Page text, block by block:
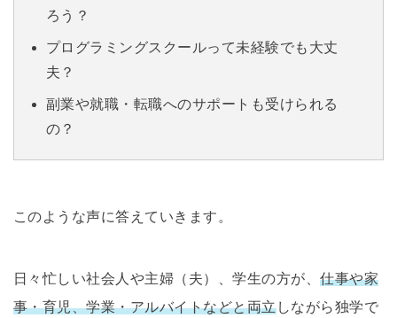
ろう？
プログラミングスクールって未経験でも大丈
夫？
副業や就職・転職へのサポートも受けられる
の？
このような声に答えていきます。
日々忙しい社会人や主婦（夫）、学生の方が、仕事や家
事・育児、学業・アルバイトなどと両立しながら独学で